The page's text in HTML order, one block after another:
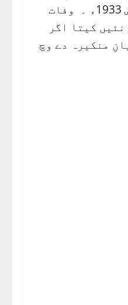
محمّد اقبال بالم ، علی شاہ ( مرحوم ) میڈا پیو زوار سرفراز فقیر ( پیدائش 1933ء ۔ وفات
نئیں کیتا اگر
منکیرہ دے وچ